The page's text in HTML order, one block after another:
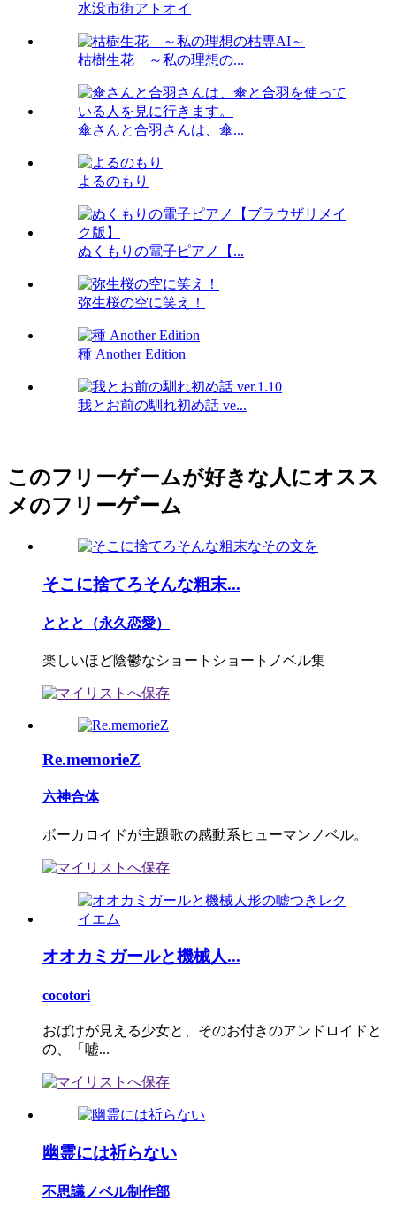
水没市街アトオイ
枯樹生花 ～私の理想の...
傘さんと合羽さんは、傘...
よるのもり
ぬくもりの電子ピアノ【...
弥生桜の空に笑え！
種 Another Edition
我とお前の馴れ初め話 ve...
このフリーゲームが好きな人にオスス
メのフリーゲーム
そこに捨てろそんな粗末...
ととと（永久恋愛）
楽しいほど陰鬱なショートショートノベル集
Re.memorieZ
六神合体
ボーカロイドが主題歌の感動系ヒューマンノベル。
オオカミガールと機械人...
cocotori
おばけが見える少女と、そのお付きのアンドロイドと
の、「嘘...
幽霊には祈らない
不思議ノベル制作部